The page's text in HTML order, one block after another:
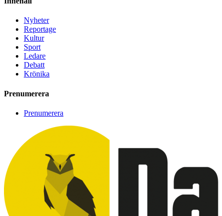
Nyheter
Reportage
Kultur
Sport
Ledare
Debatt
Krönika
Prenumerera
Prenumerera